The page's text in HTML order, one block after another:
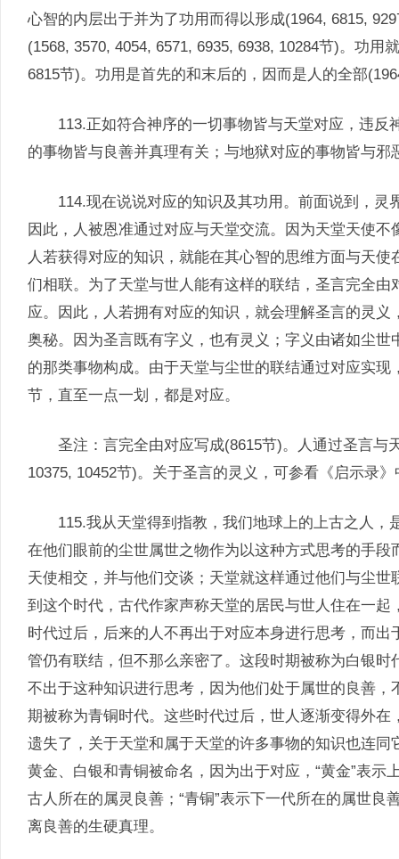
心智的内层出于并为了功用而得以形成(1964, 6815,
(1568, 3570, 4054, 6571, 6935, 6938, 10284节)。功用
6815节)。功用是首先的和末后的，因而是人的全部
113.正如符合神序的一切事物皆与天堂对应，违反
的事物皆与良善并真理有关；与地狱对应的事物皆与邪
114.现在说说对应的知识及其功用。前面说到，灵
因此，人被恩准通过对应与天堂交流。因为天堂天使
人若获得对应的知识，就能在其心智的思维方面与天
们相联。为了天堂与世人能有这样的联结，圣言完全
应。因此，人若拥有对应的知识，就会理解圣言的灵
奥秘。因为圣言既有字义，也有灵义；字义由诸如尘
的那类事物构成。由于天堂与尘世的联结通过对应实
节，直至一点一划，都是对应。
圣注：言完全由对应写成(8615节)。人通过圣言与
10375, 10452节)。关于圣言的灵义，可参看《启示录
115.我从天堂得到指教，我们地球上的上古之人，
在他们眼前的尘世属世之物作为以这种方式思考的手
天使相交，并与他们交谈；天堂就这样通过他们与尘
到这个时代，古代作家声称天堂的居民与世人住在一
时代过后，后来的人不再出于对应本身进行思考，而
管仍有联结，但不那么亲密了。这段时期被称为白银
不出于这种知识进行思考，因为他们处于属世的良善
期被称为青铜时代。这些时代过后，世人逐渐变得外
遗失了，关于天堂和属于天堂的许多事物的知识也连
黄金、白银和青铜被命名，因为出于对应，“黄金”表示
古人所在的属灵良善；“青铜”表示下一代所在的属世良
离良善的生硬真理。